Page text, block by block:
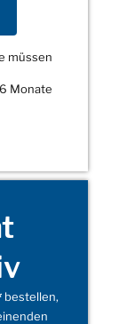
müssen
Monate
bestellen,